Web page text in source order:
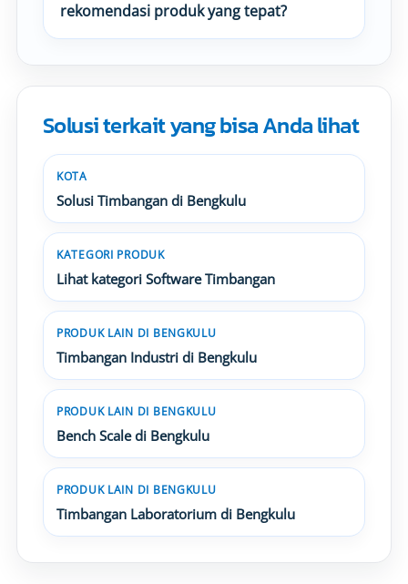
rekomendasi produk yang tepat?
Solusi terkait yang bisa Anda lihat
KOTA
Solusi Timbangan di Bengkulu
KATEGORI PRODUK
Lihat kategori Software Timbangan
PRODUK LAIN DI BENGKULU
Timbangan Industri di Bengkulu
PRODUK LAIN DI BENGKULU
Bench Scale di Bengkulu
PRODUK LAIN DI BENGKULU
Timbangan Laboratorium di Bengkulu